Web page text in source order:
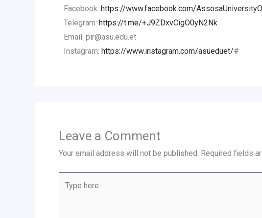
Facebook: https://www.facebook.com/
Telegram: https://t.me/+J9ZDxvCigO0yN2Nk
Email: pir@asu.edu.et
Instagram: https://www.instagram.com/asueduet/#
Leave a Comment
Your email address will not be published. Required fields